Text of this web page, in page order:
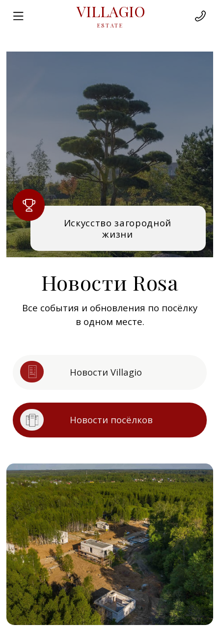
VILLAGIO
Все события и обновления по посёлку
Новости Rosa
Искусство загородной
жизни
Новости посёлков
Новости Villagio
Ведутся комплексные строительные
работы
6 мая 2024